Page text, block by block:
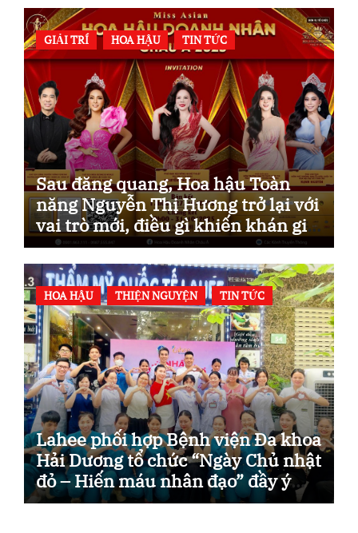
GIẢI TRÍ HOA HẬU TIN TỨC
Sau đăng quang, Hoa hậu Toàn
năng Nguyễn Thị Hương trở lại với
vai trò mới, điều gì khiến khán giả
mong chờ?
HOA HẬU THIỆN NGUYỆN TIN TỨC
Lahee phối hợp Bệnh viện Đa khoa
Hải Dương tổ chức “Ngày Chủ nhật
đỏ – Hiến máu nhân đạo” đầy ý
nghĩa